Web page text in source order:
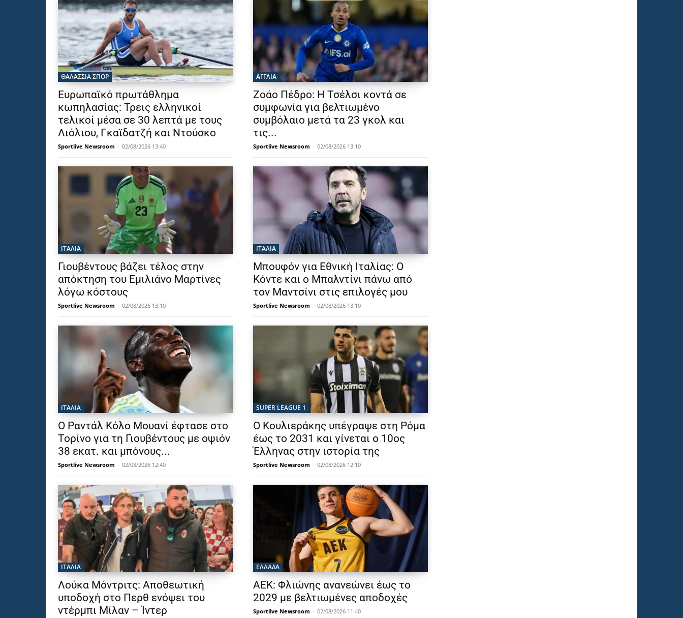
ΘΑΛΆΣΣΙΑ ΣΠΟΡ
Ευρωπαϊκό πρωτάθλημα
κωπηλασίας: Τρεις ελληνικοί
τελικοί μέσα σε 30 λεπτά με τους
Λιόλιου, Γκαϊδατζή και Ντούσκο
Sportlive Newsroom - 02/08/2026 13:40
ΑΓΓΛΙΑ
Ζοάο Πέδρο: Η Τσέλσι κοντά σε
συμφωνία για βελτιωμένο
συμβόλαιο μετά τα 23 γκολ και
τις...
Sportlive Newsroom - 02/08/2026 13:10
ΙΤΑΛΙΑ
Γιουβέντους βάζει τέλος στην
απόκτηση του Εμιλιάνο Μαρτίνες
λόγω κόστους
Sportlive Newsroom - 02/08/2026 13:10
ΙΤΑΛΙΑ
Μπουφόν για Εθνική Ιταλίας: Ο
Κόντε και ο Μπαλντίνι πάνω από
τον Μαντσίνι στις επιλογές μου
Sportlive Newsroom - 02/08/2026 13:10
ΙΤΑΛΙΑ
Ο Ραντάλ Κόλο Μουανί έφτασε στο
Τορίνο για τη Γιουβέντους με οψιόν
38 εκατ. και μπόνους...
Sportlive Newsroom - 02/08/2026 12:40
SUPER LEAGUE 1
Ο Κουλιεράκης υπέγραψε στη Ρόμα
έως το 2031 και γίνεται ο 10ος
Έλληνας στην ιστορία της
Sportlive Newsroom - 02/08/2026 12:10
ΙΤΑΛΙΑ
Λούκα Μόντριτς: Αποθεωτική
υποδοχή στο Περθ ενόψει του
ντέρμπι Μίλαν – Ίντερ
ΕΛΛΑΔΑ
ΑΕΚ: Φλιώνης ανανεώνει έως το
2029 με βελτιωμένες αποδοχές
Sportlive Newsroom - 02/08/2026 11:40